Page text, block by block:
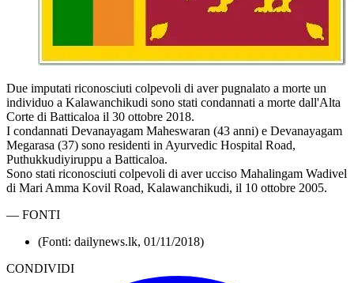
Due imputati riconosciuti colpevoli di aver pugnalato a morte un
individuo a Kalawanchikudi sono stati condannati a morte dall'Alta
Corte di Batticaloa il 30 ottobre 2018.
I condannati Devanayagam Maheswaran (43 anni) e Devanayagam
Megarasa (37) sono residenti in Ayurvedic Hospital Road,
Puthukkudiyiruppu a Batticaloa.
Sono stati riconosciuti colpevoli di aver ucciso Mahalingam Wadivel
di Mari Amma Kovil Road, Kalawanchikudi, il 10 ottobre 2005.
— FONTI
(Fonti: dailynews.lk, 01/11/2018)
CONDIVIDI